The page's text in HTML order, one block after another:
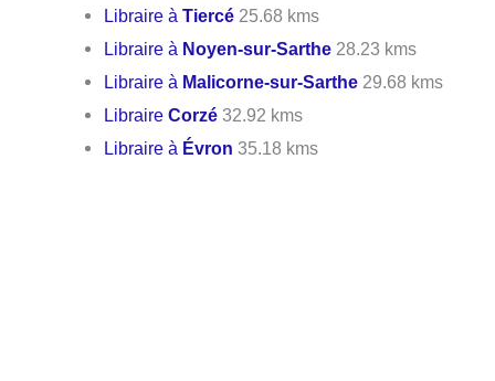
Libraire àTiercé 25.68 kms
Libraire à Noyen-sur-Sarthe 28.23 kms
Libraire à Malicorne-sur-Sarthe 29.68 kms
LibraireCorzé 32.92 kms
Libraire à Évron 35.18 kms